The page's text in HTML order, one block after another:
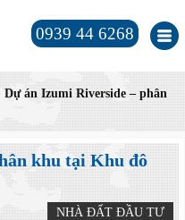
0939 44 6268
Dự án Izumi Riverside – phân
khu tại Khu đô
NHÀ ĐẤT ĐẦU TƯ